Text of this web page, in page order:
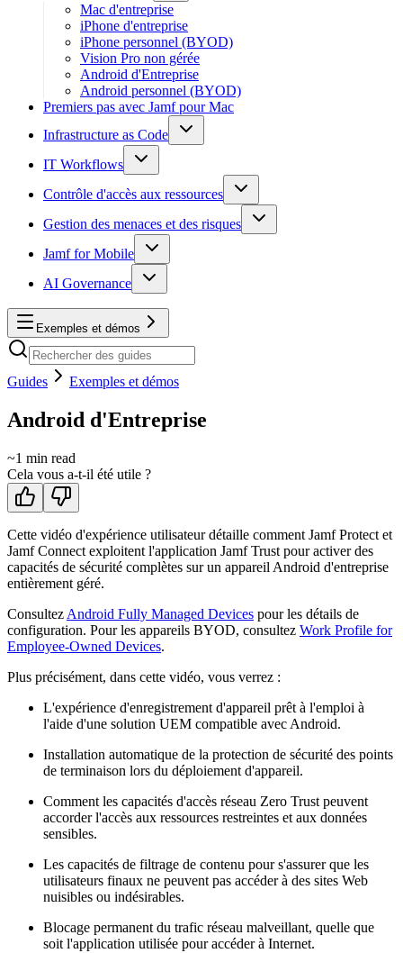
Mac d'entreprise
iPhone d'entreprise
iPhone personnel (BYOD)
Vision Pro non gérée
Android d'Entreprise
Android personnel (BYOD)
Premiers pas avec Jamf pour Mac
Infrastructure as Code
IT Workflows
Contrôle d'accès aux ressources
Gestion des menaces et des risques
Jamf for Mobile
AI Governance
Exemples et démos
Guides Exemples et démos
Android d'Entreprise
~1 min read
Cela vous a-t-il été utile ?
Cette vidéo d'expérience utilisateur détaille comment Jamf Protect et
Jamf Connect exploitent l'application Jamf Trust pour activer des
capacités de sécurité complètes sur un appareil Android d'entreprise
entièrement géré.
Consultez Android Fully Managed Devices pour les détails de
configuration. Pour les appareils BYOD, consultez Work Profile for
Employee-Owned Devices.
Plus précisément, dans cette vidéo, vous verrez :
L'expérience d'enregistrement d'appareil prêt à l'emploi à
l'aide d'une solution UEM compatible avec Android.
Installation automatique de la protection de sécurité des points
de terminaison lors du déploiement d'appareil.
Comment les capacités d'accès réseau Zero Trust peuvent
accorder l'accès aux ressources restreintes et aux données
sensibles.
Les capacités de filtrage de contenu pour s'assurer que les
utilisateurs finaux ne peuvent pas accéder à des sites Web
nuisibles ou indésirables.
Blocage permanent du trafic réseau malveillant, quelle que
soit l'application utilisée pour accéder à Internet.